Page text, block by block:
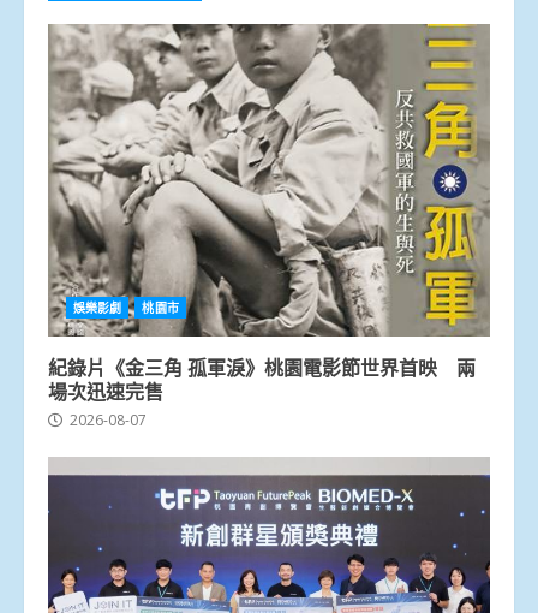
娛樂影劇 桃園市
紀錄片《金三角 孤軍淚》桃園電影節世界首映 兩
場次迅速完售
2026-08-07